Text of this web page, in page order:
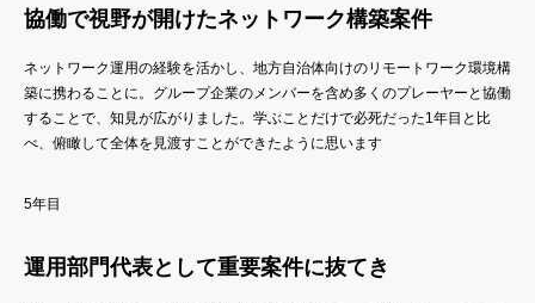
協働で視野が開けたネットワーク構築案件
ネットワーク運用の経験を活かし、地方自治体向けのリモートワーク環境構
築に携わることに。グループ企業のメンバーを含め多くのプレーヤーと協働
することで、知見が広がりました。学ぶことだけで必死だった1年目と比
べ、俯瞰して全体を見渡すことができたように思います
5年目
運用部門代表として重要案件に抜てき